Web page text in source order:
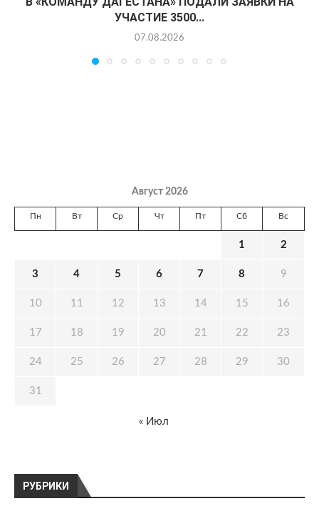
УЧАСТИЕ 3500...
07.08.2026
РУБРИКИ
Август 2026
Пн Вт Ср Чт Пт Сб Вс
1 2
3 4 5 6 7 8 9
10 11 12 13 14 15 16
17 18 19 20 21 22 23
24 25 26 27 28 29 30
31
« Июл